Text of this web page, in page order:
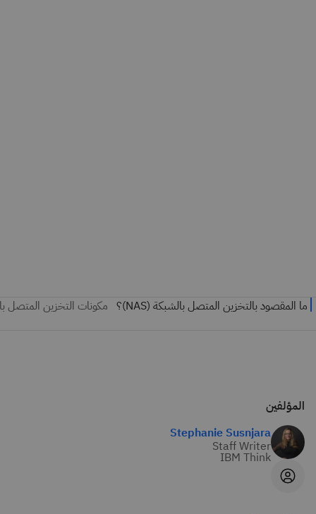
المؤلفين
Stephanie Susnjara
Staff Writer
IBM Think